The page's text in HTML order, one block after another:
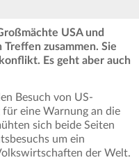
USA und
zusammen. Sie
Es geht aber auch
Besuch von US-
für eine Warnung an die
sich beide Seiten
um ein
der Welt.